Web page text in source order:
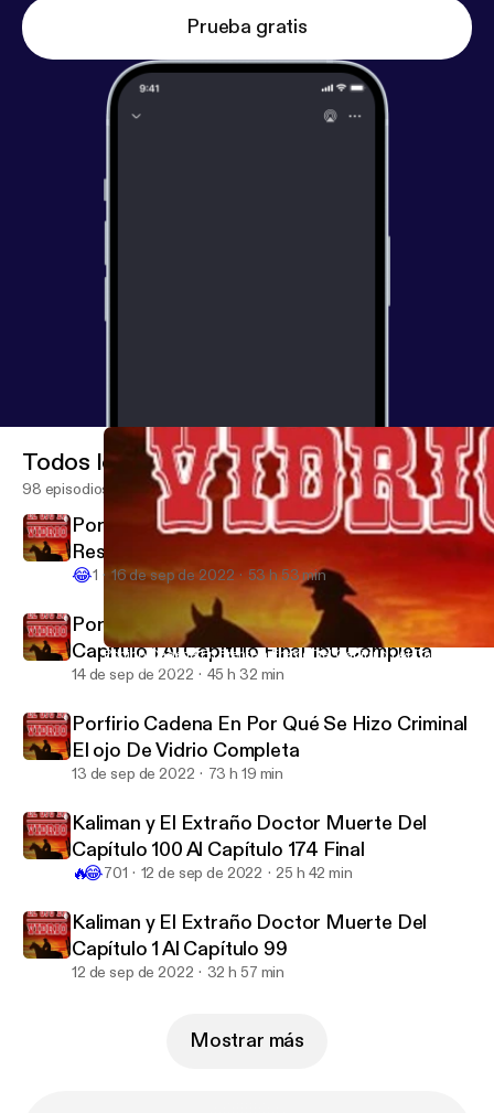
Prueba gratis
Porfirio Cadena En Frente a Frente Del Capítulo 1 Al Capítulo
Porfirio cadena el ojo de vidrio
Todos los episodios
98 episodios
Porfirio Cadena El ojo De Vidrio En El
Resucitado Completa Audio Mejorado
😂1 16 de sep de 2022 53 h 53 min
Porfirio Cadena En Frente a Frente Del
Capítulo 1 Al Capítulo Final 150 Completa
14 de sep de 2022 45 h 32 min
Porfirio Cadena En Por Qué Se Hizo Criminal
El ojo De Vidrio Completa
13 de sep de 2022 73 h 19 min
Kaliman y El Extraño Doctor Muerte Del
Capítulo 100 Al Capítulo 174 Final
🔥😂701 12 de sep de 2022 25 h 42 min
Kaliman y El Extraño Doctor Muerte Del
Capítulo 1 Al Capítulo 99
12 de sep de 2022 32 h 57 min
Mostrar más